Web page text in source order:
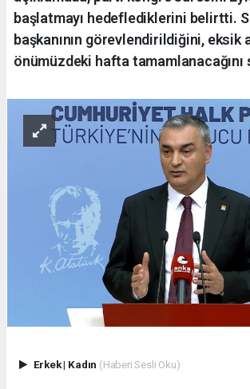
başlatmayı hedeflediklerini belirtti.
başkanının görevlendirildiğini, eksik
önümüzdeki hafta tamamlanacağını
Erkek| Kadın (Haberi Sesli Oku)